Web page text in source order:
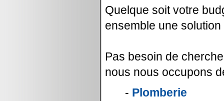
Quelque soit votre
ensemble une
Pas besoin de
nous nous occupons
- Plomberie